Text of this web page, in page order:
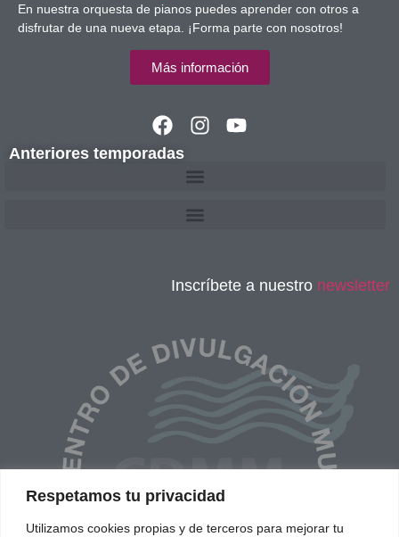
Respetamos tu privacidad
Utilizamos cookies propias y de terceros para mejorar tu
En nuestra orquesta de pianos puedes aprender con otros a
disfrutar de una nueva etapa. ¡Forma parte con nosotros!
Más información
Anteriores temporadas
Inscríbete a nuestro newsletter